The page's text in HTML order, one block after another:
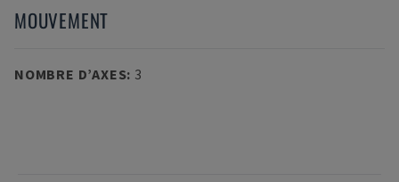
MOUVEMENT
NOMBRE D’AXES: 3